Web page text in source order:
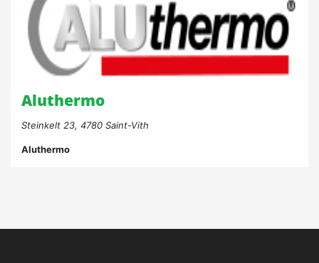
Aluthermo
Steinkelt 23, 4780 Saint-Vith
Aluthermo